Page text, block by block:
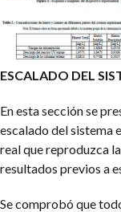
ESCALADO DEL
En esta sección se
escalado del sistema
real que reproduzca
resultados previos a
Se comprobó que